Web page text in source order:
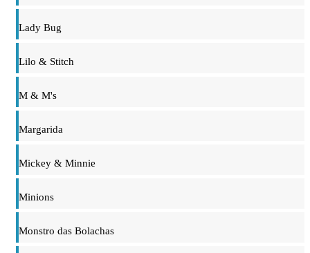
Lady Bug
Lilo & Stitch
M & M's
Margarida
Mickey & Minnie
Minions
Monstro das Bolachas